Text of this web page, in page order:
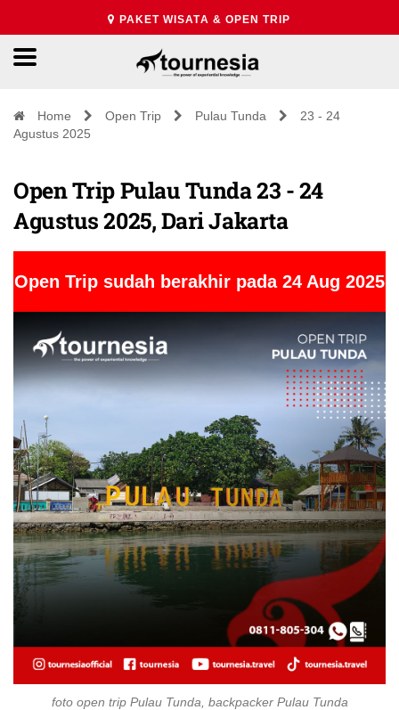
PAKET WISATA & OPEN TRIP
Home Open Trip Pulau Tunda
23 - 24
Agustus 2025
Open Trip Pulau Tunda 23 - 24
Agustus 2025, Dari Jakarta
Open Trip sudah berakhir pada 24 Aug 2025
foto open trip Pulau Tunda, backpacker Pulau Tunda